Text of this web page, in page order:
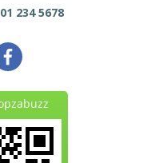
234 5678